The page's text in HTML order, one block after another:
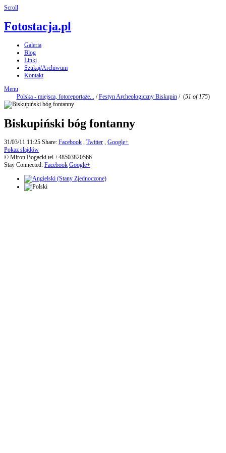
Scroll
Fotostacja.pl
Galeria
Blog
Linki
Szukaj/Archiwum
Kontakt
Menu
Polska - miejsca, fotoreportaże... /Festyn Archeologiczny Biskupin/ (51 of 175)
Biskupiński bóg fontanny
31/03/11 11:25 Share: Facebook , Twitter , Google+
Pokaz slajdów
© Miron Bogacki tel.+48503820566
Stay Connected: Facebook Google+